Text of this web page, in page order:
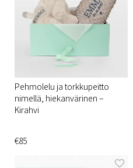
Pehmolelu ja torkkupeitto
nimellä, hiekanvärinen –
Kirahvi
€85